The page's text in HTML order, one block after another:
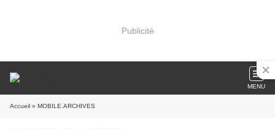
Publicité
MENU
Accueil » MOBILE.ARCHIVES